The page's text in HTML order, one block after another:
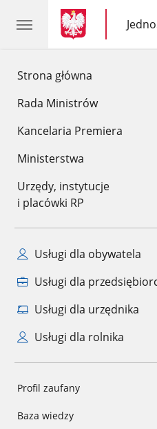
Strona główna
Rada Ministrów
Kancelaria Premiera
Ministerstwa
Urzędy, instytucje
i placówki RP
Usługi dla obywatela
Usługi dla
Usługi dla urzędnika
Usługi dla rolnika
Profil zaufany
Baza wiedzy
gov.pl
gov.pl
gov.pl
Jednostki
Państwowej